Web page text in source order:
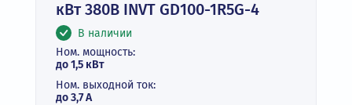
кВт 380В INVT GD100-1R5G-4
В наличии
Ном. мощность:
до 1,5 кВт
Ном. выходной ток:
до 3,7 А